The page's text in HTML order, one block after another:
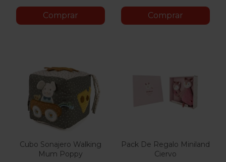
Comprar Comprar
Cubo Sonajero Walking
Mum Poppy
Pack De Regalo Miniland
Ciervo